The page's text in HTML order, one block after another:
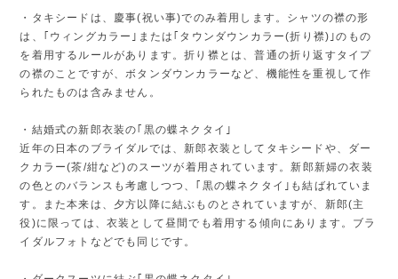
・タキシードは、慶事(祝い事)でのみ着用します。シャツの襟の形
は、｢ウィングカラー｣または｢タウンダウンカラー(折り襟)｣のもの
を着用するルールがあります。折り襟とは、普通の折り返すタイプ
の襟のことですが、ボタンダウンカラーなど、機能性を重視して作
られたものは含みません。
・結婚式の新郎衣装の｢黒の蝶ネクタイ｣
近年の日本のブライダルでは、新郎衣装としてタキシードや、ダー
クカラー(茶/紺など)のスーツが着用されています。新郎新婦の衣装
の色とのバランスも考慮しつつ、｢黒の蝶ネクタイ｣も結ばれていま
す。また本来は、夕方以降に結ぶものとされていますが、新郎(主
役)に限っては、衣装として昼間でも着用する傾向にあります。ブラ
イダルフォトなどでも同じです。